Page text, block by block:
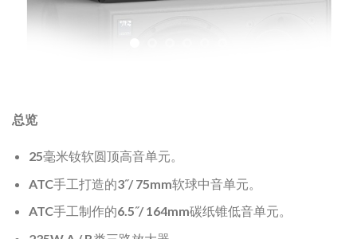
25毫米钕软圆顶高音单元。
ATC手工制作的6.5˝/ 164mm碳纸锥低音单元。
235W A / B类三路放大器。
尺寸紧凑，具有高输出和低截止频率。